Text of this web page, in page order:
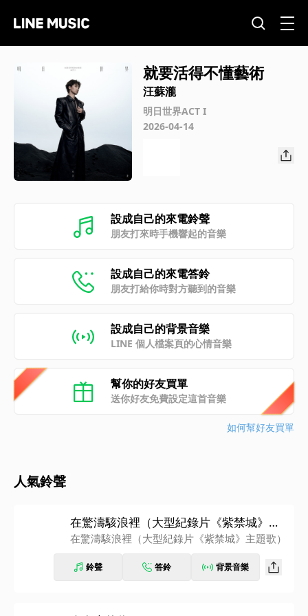
就要活得不懂藝術
汪蘇瀧
明日世界ACT I
2026-04-14
設成自己的來電鈴聲
朋友打來時手機響起的音樂
設成自己的來電答鈴
朋友打給你時對方聽到的音樂
設成自己的背景音樂
LINE 個人檔案頁的心情音樂
幫你的好友買單
送你好友免費設定這首音樂
如何幫好友買單
人氣鈴聲
在驚濤駭浪裡（大型紀錄片《紫禁城》主
題歌）
在驚濤駭浪裡（大型紀錄片《紫禁城》主題歌）
鈴聲 答鈴 背景音樂